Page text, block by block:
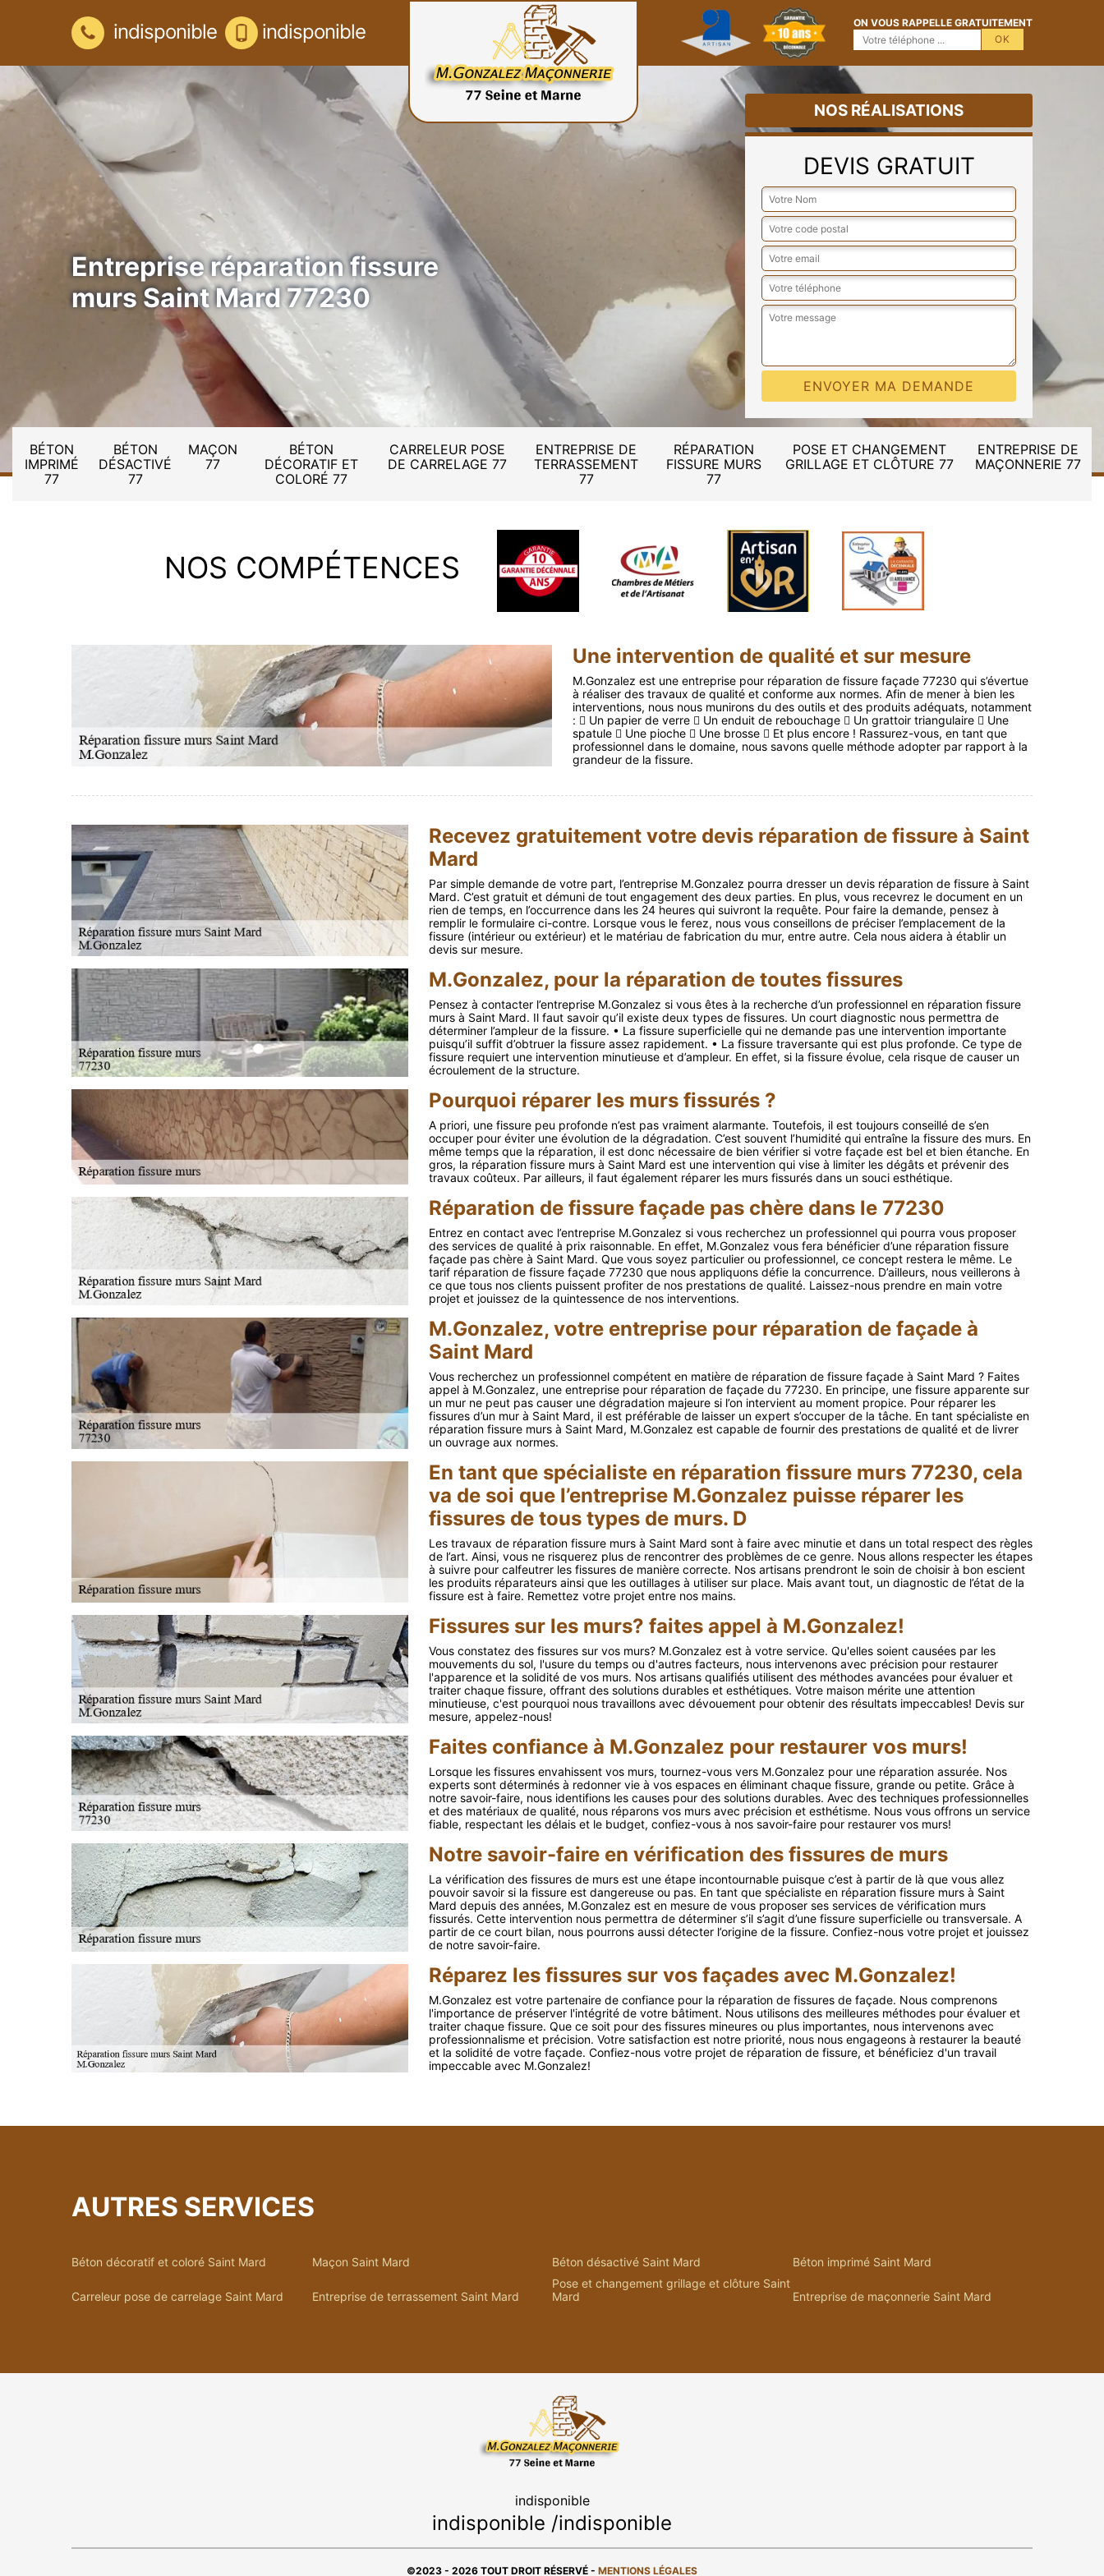
indisponible indisponible ON VOUS RAPPELLE GRATUITEMENT
Entreprise réparation fissure
murs Saint Mard 77230
NOS RÉALISATIONS
DEVIS GRATUIT
BÉTON
IMPRIMÉ
77
BÉTON
DÉSACTIVÉ
77
MAÇON
77
BÉTON
DÉCORATIF ET
COLORÉ 77
CARRELEUR POSE
DE CARRELAGE 77
ENTREPRISE DE
TERRASSEMENT
77
RÉPARATION
FISSURE MURS
77
POSE ET CHANGEMENT
GRILLAGE ET CLÔTURE 77
ENTREPRISE DE
MAÇONNERIE 77
NOS COMPÉTENCES
Une intervention de qualité et sur mesure
M.Gonzalez est une entreprise pour réparation de fissure façade 77230 qui s’évertue
à réaliser des travaux de qualité et conforme aux normes. Afin de mener à bien les
interventions, nous nous munirons du des outils et des produits adéquats, notamment
:  Un papier de verre  Un enduit de rebouchage  Un grattoir triangulaire  Une
spatule  Une pioche  Une brosse  Et plus encore ! Rassurez-vous, en tant que
professionnel dans le domaine, nous savons quelle méthode adopter par rapport à la
grandeur de la fissure.
Recevez gratuitement votre devis réparation de fissure à Saint
Mard
Par simple demande de votre part, l’entreprise M.Gonzalez pourra dresser un devis réparation de fissure à Saint
Mard. C’est gratuit et démuni de tout engagement des deux parties. En plus, vous recevrez le document en un
rien de temps, en l’occurrence dans les 24 heures qui suivront la requête. Pour faire la demande, pensez à
remplir le formulaire ci-contre. Lorsque vous le ferez, nous vous conseillons de préciser l’emplacement de la
fissure (intérieur ou extérieur) et le matériau de fabrication du mur, entre autre. Cela nous aidera à établir un
devis sur mesure.
M.Gonzalez, pour la réparation de toutes fissures
Pensez à contacter l’entreprise M.Gonzalez si vous êtes à la recherche d’un professionnel en réparation fissure
murs à Saint Mard. Il faut savoir qu’il existe deux types de fissures. Un court diagnostic nous permettra de
déterminer l’ampleur de la fissure. • La fissure superficielle qui ne demande pas une intervention importante
puisqu’il suffit d’obtruer la fissure assez rapidement. • La fissure traversante qui est plus profonde. Ce type de
fissure requiert une intervention minutieuse et d’ampleur. En effet, si la fissure évolue, cela risque de causer un
écroulement de la structure.
Pourquoi réparer les murs fissurés ?
A priori, une fissure peu profonde n’est pas vraiment alarmante. Toutefois, il est toujours conseillé de s’en
occuper pour éviter une évolution de la dégradation. C’est souvent l’humidité qui entraîne la fissure des murs. En
même temps que la réparation, il est donc nécessaire de bien vérifier si votre façade est bel et bien étanche. En
gros, la réparation fissure murs à Saint Mard est une intervention qui vise à limiter les dégâts et prévenir des
travaux coûteux. Par ailleurs, il faut également réparer les murs fissurés dans un souci esthétique.
Réparation de fissure façade pas chère dans le 77230
Entrez en contact avec l’entreprise M.Gonzalez si vous recherchez un professionnel qui pourra vous proposer
des services de qualité à prix raisonnable. En effet, M.Gonzalez vous fera bénéficier d’une réparation fissure
façade pas chère à Saint Mard. Que vous soyez particulier ou professionnel, ce concept restera le même. Le
tarif réparation de fissure façade 77230 que nous appliquons défie la concurrence. D’ailleurs, nous veillerons à
ce que tous nos clients puissent profiter de nos prestations de qualité. Laissez-nous prendre en main votre
projet et jouissez de la quintessence de nos interventions.
M.Gonzalez, votre entreprise pour réparation de façade à
Saint Mard
Vous recherchez un professionnel compétent en matière de réparation de fissure façade à Saint Mard ? Faites
appel à M.Gonzalez, une entreprise pour réparation de façade du 77230. En principe, une fissure apparente sur
un mur ne peut pas causer une dégradation majeure si l’on intervient au moment propice. Pour réparer les
fissures d’un mur à Saint Mard, il est préférable de laisser un expert s’occuper de la tâche. En tant spécialiste en
réparation fissure murs à Saint Mard, M.Gonzalez est capable de fournir des prestations de qualité et de livrer
un ouvrage aux normes.
En tant que spécialiste en réparation fissure murs 77230, cela
va de soi que l’entreprise M.Gonzalez puisse réparer les
fissures de tous types de murs. D
Les travaux de réparation fissure murs à Saint Mard sont à faire avec minutie et dans un total respect des règles
de l’art. Ainsi, vous ne risquerez plus de rencontrer des problèmes de ce genre. Nous allons respecter les étapes
à suivre pour calfeutrer les fissures de manière correcte. Nos artisans prendront le soin de choisir à bon escient
les produits réparateurs ainsi que les outillages à utiliser sur place. Mais avant tout, un diagnostic de l’état de la
fissure est à faire. Remettez votre projet entre nos mains.
Fissures sur les murs? faites appel à M.Gonzalez!
Vous constatez des fissures sur vos murs? M.Gonzalez est à votre service. Qu'elles soient causées par les
mouvements du sol, l'usure du temps ou d'autres facteurs, nous intervenons avec précision pour restaurer
l'apparence et la solidité de vos murs. Nos artisans qualifiés utilisent des méthodes avancées pour évaluer et
traiter chaque fissure, offrant des solutions durables et esthétiques. Votre maison mérite une attention
minutieuse, c'est pourquoi nous travaillons avec dévouement pour obtenir des résultats impeccables! Devis sur
mesure, appelez-nous!
Faites confiance à M.Gonzalez pour restaurer vos murs!
Lorsque les fissures envahissent vos murs, tournez-vous vers M.Gonzalez pour une réparation assurée. Nos
experts sont déterminés à redonner vie à vos espaces en éliminant chaque fissure, grande ou petite. Grâce à
notre savoir-faire, nous identifions les causes pour des solutions durables. Avec des techniques professionnelles
et des matériaux de qualité, nous réparons vos murs avec précision et esthétisme. Nous vous offrons un service
fiable, respectant les délais et le budget, confiez-vous à nos savoir-faire pour restaurer vos murs!
Notre savoir-faire en vérification des fissures de murs
La vérification des fissures de murs est une étape incontournable puisque c’est à partir de là que vous allez
pouvoir savoir si la fissure est dangereuse ou pas. En tant que spécialiste en réparation fissure murs à Saint
Mard depuis des années, M.Gonzalez est en mesure de vous proposer ses services de vérification murs
fissurés. Cette intervention nous permettra de déterminer s’il s’agit d’une fissure superficielle ou transversale. A
partir de ce court bilan, nous pourrons aussi détecter l’origine de la fissure. Confiez-nous votre projet et jouissez
de notre savoir-faire.
Réparez les fissures sur vos façades avec M.Gonzalez!
M.Gonzalez est votre partenaire de confiance pour la réparation de fissures de façade. Nous comprenons
l'importance de préserver l'intégrité de votre bâtiment. Nous utilisons des meilleures méthodes pour évaluer et
traiter chaque fissure. Que ce soit pour des fissures mineures ou plus importantes, nous intervenons avec
professionnalisme et précision. Votre satisfaction est notre priorité, nous nous engageons à restaurer la beauté
et la solidité de votre façade. Confiez-nous votre projet de réparation de fissure, et bénéficiez d'un travail
impeccable avec M.Gonzalez!
AUTRES SERVICES
Béton décoratif et coloré Saint Mard Maçon Saint Mard Béton désactivé Saint Mard Béton imprimé Saint Mard
Carreleur pose de carrelage Saint Mard Entreprise de terrassement Saint Mard
Pose et changement grillage et clôture Saint
Mard
Entreprise de maçonnerie Saint Mard
indisponible
indisponible /indisponible
©2023 - 2026 TOUT DROIT RÉSERVÉ - MENTIONS LÉGALES